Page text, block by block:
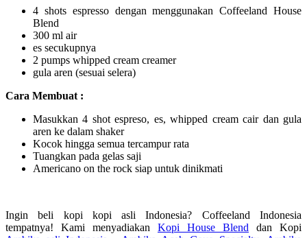
4 shots espresso dengan menggunakan Coffeeland House
Blend
300 ml air
es secukupnya
2 pumps whipped cream creamer
gula aren (sesuai selera)
Cara Membuat :
Masukkan 4 shot espreso, es, whipped cream cair dan gula
aren ke dalam shaker
Kocok hingga semua tercampur rata
Tuangkan pada gelas saji
Americano on the rock siap untuk dinikmati
Ingin beli kopi kopi asli Indonesia? Coffeeland Indonesia
tempatnya! Kami menyadiakan Kopi House Blend dan Kopi